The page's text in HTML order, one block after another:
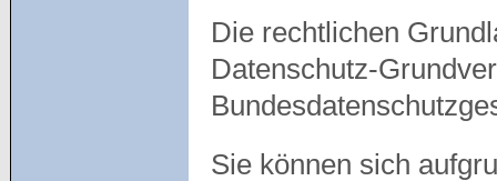
Die rechtlichen
Datenschutz-
Sie können sich